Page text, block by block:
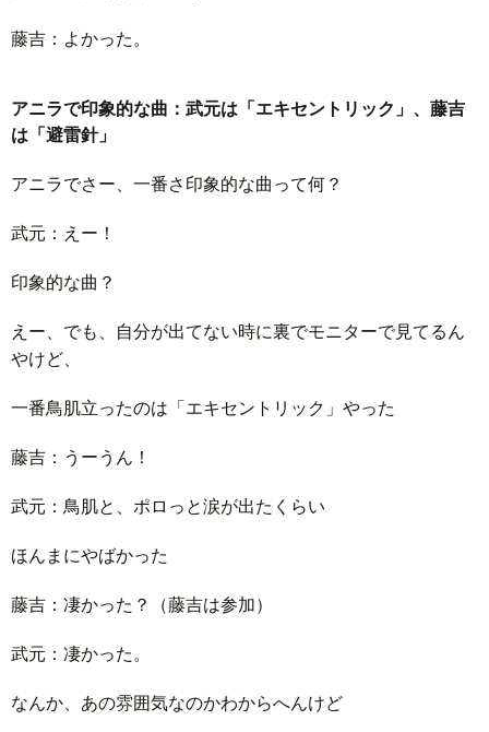
藤吉：よかった。
アニラで印象的な曲：武元は「エキセントリック」、藤吉
は「避雷針」
アニラでさー、一番さ印象的な曲って何？
武元：えー！
印象的な曲？
えー、でも、自分が出てない時に裏でモニターで見てるん
やけど、
一番鳥肌立ったのは「エキセントリック」やった
藤吉：うーうん！
武元：鳥肌と、ポロっと涙が出たくらい
ほんまにやばかった
藤吉：凄かった？（藤吉は参加）
武元：凄かった。
なんか、あの雰囲気なのかわからへんけど